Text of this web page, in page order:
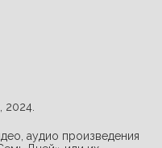
2024.
аудио произведения